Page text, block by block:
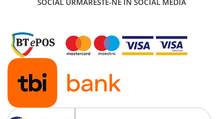
SOCIAL URMARESTE-NE IN SOCIAL MEDIA